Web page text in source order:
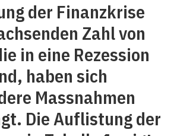
der Finanzkrise
Zahl von
in eine Rezession
haben sich
Massnahmen
Die Auflistung der